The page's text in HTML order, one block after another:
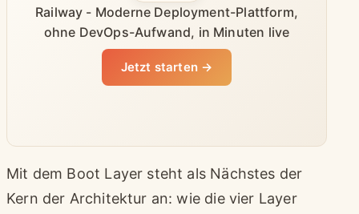
Railway - Moderne Deployment-Plattform,
ohne DevOps-Aufwand, in Minuten live
Jetzt starten →
Mit dem Boot Layer steht als Nächstes der
Kern der Architektur an: wie die vier Layer